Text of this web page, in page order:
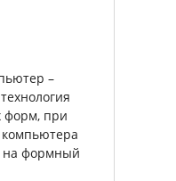
–
форм, при
на формный